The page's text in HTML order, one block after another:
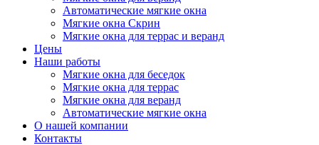
Автоматические мягкие окна
Мягкие окна Скрин
Мягкие окна для террас и веранд
Цены
Наши работы
Мягкие окна для беседок
Мягкие окна для террас
Мягкие окна для веранд
Автоматические мягкие окна
О нашей компании
Контакты